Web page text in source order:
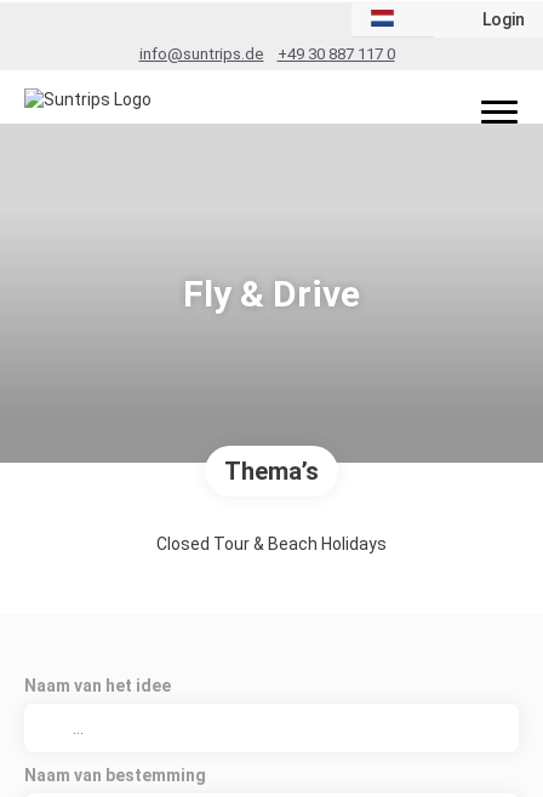
info@suntrips.de +49 30 887 117 0
Login
Fly & Drive
Thema’s
Closed Tour & Beach Holidays
Naam van het idee
Naam van bestemming